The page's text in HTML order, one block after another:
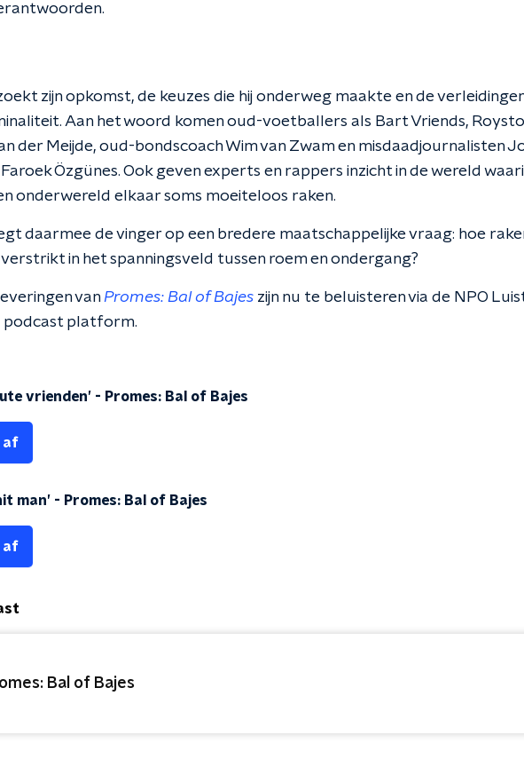
zijn opkomst, de keuzes die hij onderweg maakte en de
Aan het woord komen oud-voetballers als Bart Vriends,
der Meijde, oud-bondscoach Wim van Zwam en misdaadjournalisten
Özgünes. Ook geven experts en rappers inzicht in de wereld
onderwereld elkaar soms moeiteloos raken.
daarmee de vinger op een bredere maatschappelijke vraag: hoe
in het spanningsveld tussen roem en ondergang?
vanPromes: Bal of Bajes zijn nu te beluisteren via de NPO
platform.
vrienden’ - Promes: Bal of Bajes
af
man’ - Promes: Bal of Bajes
af
Bal of Bajes